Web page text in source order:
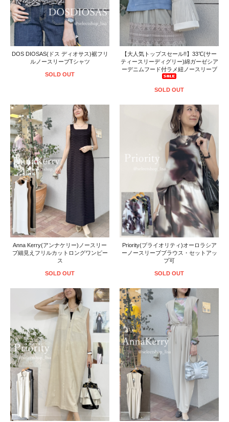
DOS DIOSAS(ドス ディオサス)裾フリ
ルノースリーブTシャツ
SOLD OUT
【大人気トップスセール!!】33℃(サー
ティースリーディグリー)綿ガーゼシア
ーデニムフード付ラメ紐ノースリーブ
SOLD OUT
Anna Kerry(アンナケリー)ノースリー
ブ細見えフリルカットロングワンピー
ス
SOLD OUT
Priority(プライオリティ)オーロラシア
ーノースリーブブラウス・セットアッ
プ可
SOLD OUT